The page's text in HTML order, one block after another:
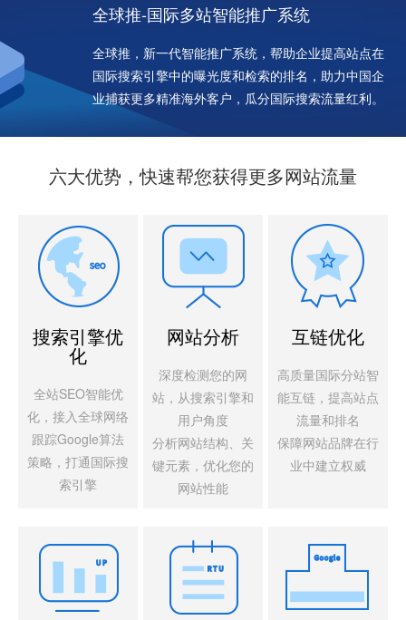
全球推-国际多站智能推广系统
全球推，新一代智能推广系统，帮助企业提高站点在
国际搜索引擎中的曝光度和检索的排名，助力中国企
业捕获更多精准海外客户，瓜分国际搜索流量红利。
六大优势，快速帮您获得更多网站流量
搜索引擎优
化
全站SEO智能优
化，接入全球网络
跟踪Google算法
策略，打通国际搜
索引擎
网站分析
深度检测您的网
站，从搜索引擎和
用户角度
分析网站结构、关
键元素，优化您的
网站性能
互链优化
高质量国际分站智
能互链，提高站点
流量和排名
保障网站品牌在行
业中建立权威